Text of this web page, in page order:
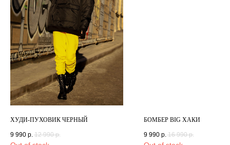
ХУДИ-ПУХОВИК ЧЕРНЫЙ
9 990 р. 12 990 р.
БОМБЕР BIG ХАКИ
9 990 р. 16 990 р.